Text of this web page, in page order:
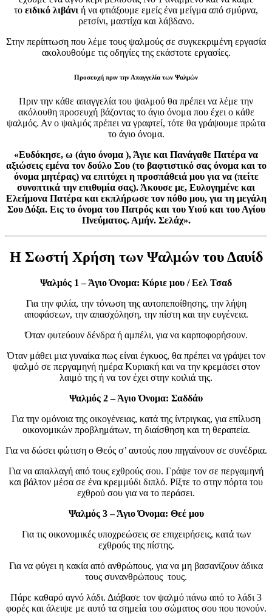
το ειδικό λιβάνι ή να φτιάξουμε εμείς ένα μείγμα από σμύρνα,
ρετσίνι, μαστίχα και λάβδανο.
Στην περίπτωση που λέμε τους ψαλμούς σε συγκεκριμένη εργασία
ακολουθούμε τις οδηγίες της εκάστοτε εργασίες.
Προσευχή πριν την Απαγγελία των Ψαλμών
Πριν την κάθε απαγγελία του ψαλμού θα πρέπει να λέμε την
ακόλουθη προσευχή βάζοντας το άγιο όνομα που έχει ο κάθε
ψαλμός. Αν ο ψαλμός πρέπει να γραφτεί, τότε θα γράψουμε πρώτα
το άγιο όνομα.
«Ευδόκησε, ω (άγιο όνομα ), Άγιε και Πανάγαθε Πατέρα να
αξιώσεις εμένα τον δούλο Σου (το βαφτιστικό σας όνομα και το
όνομα μητέρας) να επιτύχει η προσπάθειά μου για να (πείτε
συνοπτικά την επιθυμία σας). Άκουσε με, Ευλογημένε και
Ελεήμονα Πατέρα και εκπλήρωσε τον πόθο μου, για τη μεγάλη
Σου Δόξα. Εις το όνομα του Πατρός και του Υιού και του Αγίου
Πνεύματος. Αμήν. Σελάχ».
Η Σωστή Χρήση των Ψαλμών του Δαυίδ
Ψαλμός 1 – Άγιο Όνομα: Κύριε μου / Εελ Τσαδ
Για την φιλία, την τόνωση της αυτοπεποίθησης, την λήψη
αποφάσεων, την απασχόληση, την πίστη και την ευγένεια.
Όταν φυτεύουν δένδρα ή αμπέλι, για να καρποφορήσουν.
Όταν μάθει μια γυναίκα πως είναι έγκυος, θα πρέπει να γράψει τον
ψαλμό σε περγαμηνή ημέρα Κυριακή και να την κρεμάσει στον
λαιμό της ή να τον έχει στην κοιλιά της.
Ψαλμός 2 – Άγιο Όνομα: Σαδδάυ
Για την ομόνοια της οικογένειας, κατά της ίντριγκας, για επίλυση
οικονομικών προβλημάτων, τη διαίσθηση και τη θεραπεία.
Για να δώσει φώτιση ο Θεός σ’ αυτούς που πηγαίνουν σε συνέδρια.
Για να απαλλαγή από τους εχθρούς σου. Γράψε τον σε περγαμηνή
και βάλτον μέσα σε ένα κρεμμύδι διπλό. Ρίξτε το στην πόρτα του
εχθρού σου για να το περάσει.
Ψαλμός 3 – Άγιο Όνομα: Θεέ μου
Για τις οικονομικές υποχρεώσεις σε επιχειρήσεις, κατά των
εχθρούς της πίστης.
Για να φύγει η κακία από ανθρώπους, για να μη βασανίζουν άδικα
τους συνανθρώπους τους.
Πάρε καθαρό αγνό λάδι. Διάβασε τον ψαλμό πάνω από το λάδι 3
φορές και άλειψε με αυτό τα σημεία του σώματος σου που πονούν.